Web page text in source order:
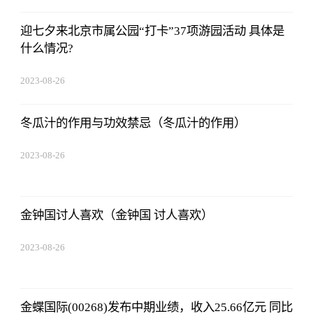
迎七夕来北京市属公园“打卡”37项游园活动 具体是
什么情况?
2023-08-26
冬瓜汁的作用与功效禁忌（冬瓜汁的作用）
2023-08-26
金钟国讨人喜欢（金钟国 讨人喜欢）
2023-08-26
金蝶国际(00268)发布中期业绩，收入25.66亿元 同比